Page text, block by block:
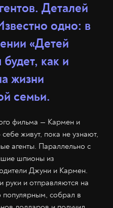
Деталей
одно: в
«Детей
как и
жизни
семьи.
фильма — Кармен и
живут, пока не узнают,
агенты. Параллельно с
шпионы из
Джуни и Кармен.
руки и отправляются на
популярным, собрал в